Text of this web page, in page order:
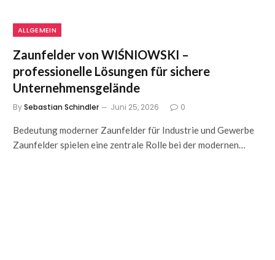
ALLGEMEIN
Zaunfelder von WIŚNIOWSKI –
professionelle Lösungen für sichere
Unternehmensgelände
BySebastian Schindler Juni 25, 2026 0
Bedeutung moderner Zaunfelder für Industrie und Gewerbe
Zaunfelder spielen eine zentrale Rolle bei der modernen…